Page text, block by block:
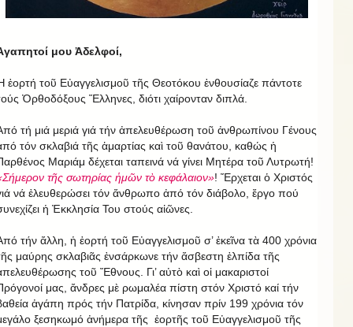
μου Ἀδελφοί,
ἑορτή τοῦ Εὐαγγελισμοῦ τῆς Θεοτόκου ἐνθουσίαζε πάντοτε
Ὀρθοδόξους Ἕλληνες, διότι χαίρονταν διπλά.
τή μιά μεριά γιά τήν ἀπελευθέρωση τοῦ ἀνθρωπίνου Γένους
τόν σκλαβιά τῆς ἁμαρτίας καὶ τοῦ θανάτου, καθώς ἡ
Μαριάμ δέχεται ταπεινά νά γίνει Μητέρα τοῦ Λυτρωτή!
τῆς σωτηρίας ἡμῶν τὸ κεφάλαιον»! Ἔρχεται ὁ Χριστός
νά ἐλευθερώσει τόν ἄνθρωπο ἀπό τόν διάβολο, ἔργο πού
ἡ Ἐκκλησία Του στούς αἰῶνες.
τήν ἄλλη, ἡ ἑορτή τοῦ Εὐαγγελισμοῦ σ’ ἐκεῖνα τὰ 400 χρόνια
μαύρης σκλαβιᾶς ἐνσάρκωνε τήν ἄσβεστη ἐλπίδα τῆς
τοῦ Ἔθνους. Γι’ αὐτὸ καὶ οἱ μακαριστοί
μας, ἄνδρες μὲ ρωμαλέα πίστη στόν Χριστό καί τήν
ἀγάπη πρός τήν Πατρίδα, κίνησαν πρίν 199 χρόνια τόν
ξεσηκωμό ἀνήμερα τῆς ἑορτῆς τοῦ Εὐαγγελισμοῦ τῆς